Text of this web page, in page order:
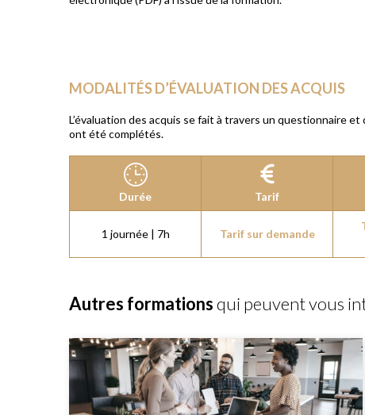
MODALITÉS D’ÉVALUATION DES ACQUIS
L’évaluation des acquis se fait à travers un questionnaire
ont été complétés.
Durée Tarif
1 journée | 7h Tarif sur demande
Autres formationsqui peuvent vous